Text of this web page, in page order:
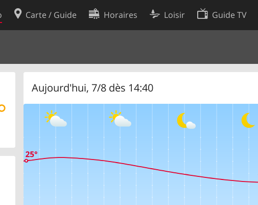
Carte / Guide Horaires Loisir Guide TV
Aujourd'hui, 7/8 dès 14:40
Préférences de cookies